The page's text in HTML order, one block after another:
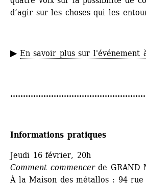
d’agir sur les choses qui les
▶ En savoir plus sur l'événement
Informations pratiques
Jeudi 16 février, 20h
Comment commencerde GRAND
À la Maison des métallos : 94 rue